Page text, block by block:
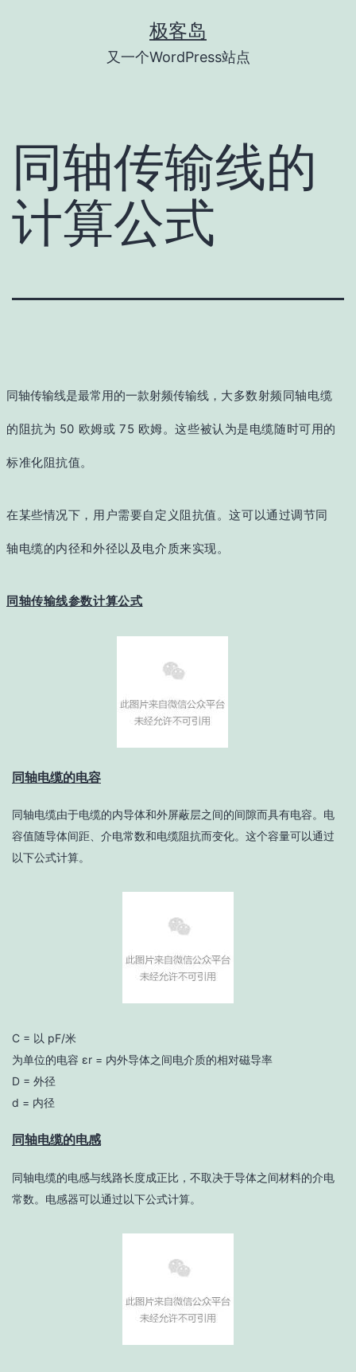
极客岛
又一个WordPress站点
同轴传输线的
计算公式
同轴传输线是最常用的一款射频传输线， 大多数射频同轴电缆
的阻抗为 50 欧姆或 75 欧姆。这些被认为是电缆随时可用的
标准化阻抗值。
在某些情况下，用户需要自定义阻抗值。这可以通过调节同
轴电缆的内径和外径以及电介质来实现。
同轴传输线参数计算公式
同轴电缆的电容
同轴电缆由于电缆的内导体和外屏蔽层之间的间隙而具有电容。电
容值随导体间距、介电常数和电缆阻抗而变化。这个容量可以通过
以下公式计算。
C = 以 pF/米
为单位的电容 εr = 内外导体之间电介质的相对磁导率
D = 外径
d = 内径
同轴电缆的电感
同轴电缆的电感与线路长度成正比，不取决于导体之间材料的介电
常数。电感器可以通过以下公式计算。